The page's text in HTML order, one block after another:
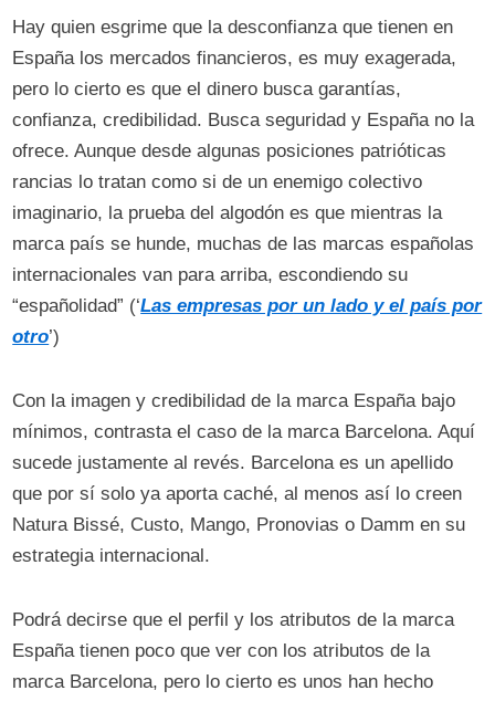
Hay quien esgrime que la desconfianza que tienen en
España los mercados financieros, es muy exagerada,
pero lo cierto es que el dinero busca garantías,
confianza, credibilidad. Busca seguridad y España no la
ofrece. Aunque desde algunas posiciones patrióticas
rancias lo tratan como si de un enemigo colectivo
imaginario, la prueba del algodón es que mientras la
marca país se hunde, muchas de las marcas españolas
internacionales van para arriba, escondiendo su
“españolidad” (‘Las empresas por un lado y el país por
otro’)
Con la imagen y credibilidad de la marca España bajo
mínimos, contrasta el caso de la marca Barcelona. Aquí
sucede justamente al revés. Barcelona es un apellido
que por sí solo ya aporta caché, al menos así lo creen
Natura Bissé, Custo, Mango, Pronovias o Damm en su
estrategia internacional.
Podrá decirse que el perfil y los atributos de la marca
España tienen poco que ver con los atributos de la
marca Barcelona, pero lo cierto es unos han hecho